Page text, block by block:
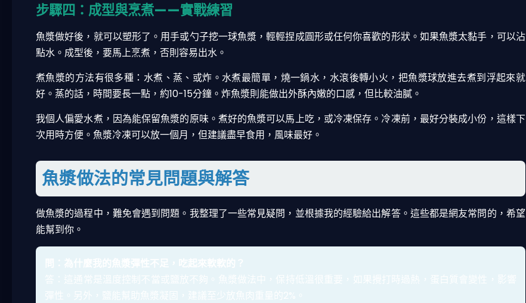
步驟四：成型與烹煮——實戰練習
魚漿做好後，就可以塑形了。用手或勺子挖一球魚漿，輕輕捏成圓形或任何你喜歡的形狀。如果魚漿太黏手，可以沾
點水。成型後，要馬上烹煮，否則容易出水。
煮魚漿的方法有很多種：水煮、蒸、或炸。水煮最簡單，燒一鍋水，水滾後轉小火，把魚漿球放進去煮到浮起來就
好。蒸的話，時間要長一點，約10-15分鐘。炸魚漿則能做出外酥內嫩的口感，但比較油膩。
我個人偏愛水煮，因為能保留魚漿的原味。煮好的魚漿可以馬上吃，或冷凍保存。冷凍前，最好分裝成小份，這樣下
次用時方便。魚漿冷凍可以放一個月，但建議盡早食用，風味最好。
魚漿做法的常見問題與解答
做魚漿的過程中，難免會遇到問題。我整理了一些常見疑問，並根據我的經驗給出解答。這些都是網友常問的，希望
能幫到你。